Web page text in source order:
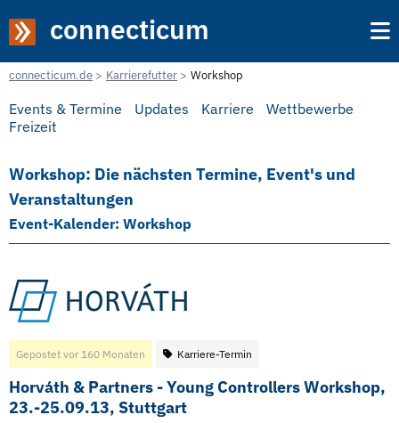
connecticum
connecticum.de Karrierefutter Workshop
Events & Termine Updates Karriere
Wettbewerbe
Freizeit
Workshop: Die nächsten Termine, Event's und
Veranstaltungen
Event-Kalender: Workshop
Gepostet vor 160 Monaten Karriere-Termin
Horváth & Partners - Young Controllers Workshop,
23.-25.09.13, Stuttgart